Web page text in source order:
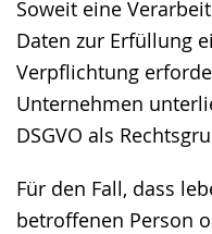
Soweit eine
Daten zur Erfüllung
Verpflichtung
Unternehmen
DSGVO als
Für den Fall, dass
betroffenen Person